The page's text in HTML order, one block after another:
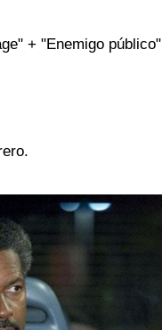
+ "Enemigo público"